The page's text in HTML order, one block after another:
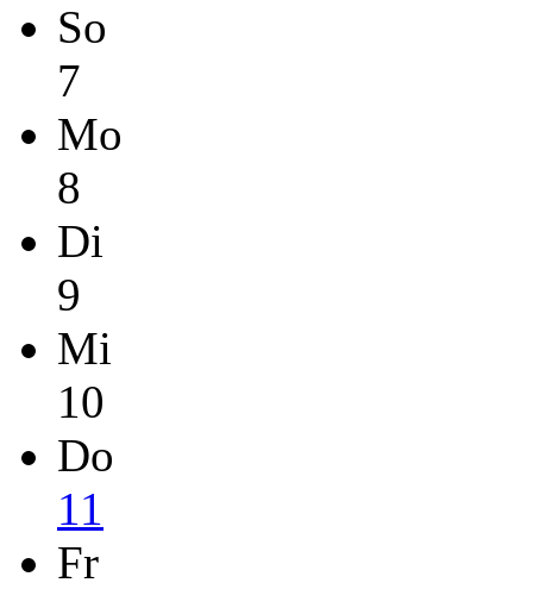
So
7
Mo
8
Di
9
Mi
10
Do
11
Fr